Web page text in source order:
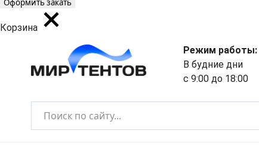
Корзина
Режим работы:
В будние дни
с 9:00 до 18:00